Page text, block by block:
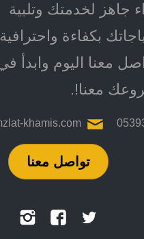
جاهز لخدمتك وتلبية
بكفاءة
معنا اليوم وابدأ
معنا!.
khamis.com
تواصل معنا
تابعنا
تابعنا